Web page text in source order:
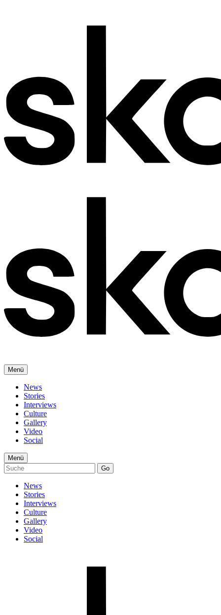
Menü
News
Stories
Interviews
Culture
Gallery
Video
Social
Menü
Go
News
Stories
Interviews
Culture
Gallery
Video
Social